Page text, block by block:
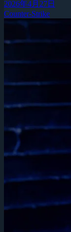
2026年4月27日
Counter-Strike